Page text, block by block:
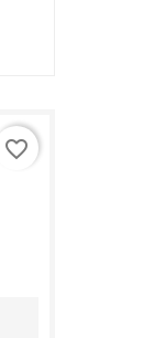
favorite_border